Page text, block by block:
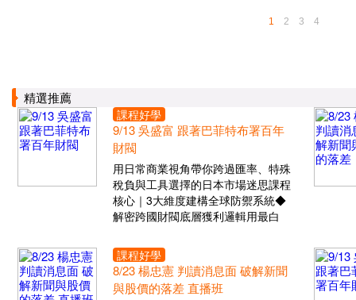
1 2 3 4
精選推薦
課程好學
9/13 吳盛富 跟著巴菲特布署百年
財閥
用日常商業視角帶你跨過匯率、特殊
稅負與工具選擇的日本市場迷思課程
核心｜3大維度建構全球防禦系統◆
解密跨國財閥底層獲利邏輯用最白
課程好學
8/23 楊忠憲 判讀消息面 破解新聞
與股價的落差 直播班